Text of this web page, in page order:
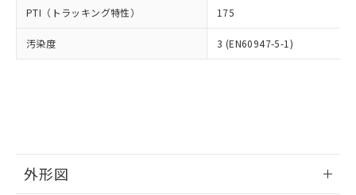
PTI（トラッキング特性） 175
汚染度 3 (EN60947-5-1)
外形図
あります。
お客様が当ウェブサイト上で当社にご
登録された部品リストについて、当社
および当社の共同利用者が、当社の製
※3 非含有証明書ダウンロード
※本証明書は発行日時点で非含有を証明す
るもので、過去に遡って非含有を証明する
い合わせください。